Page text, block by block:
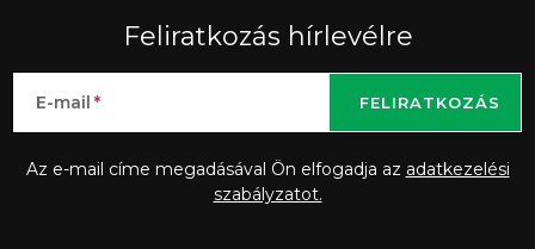
Feliratkozás hírlevélre
E-mail
Az e-mail címe megadásával Ön elfogadja az adatkezelési
szabályzatot.
FELIRATKOZÁS